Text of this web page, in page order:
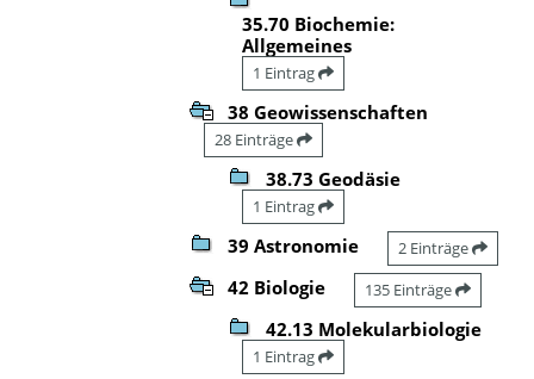
35.70 Biochemie:
Allgemeines
1 Eintrag
38 Geowissenschaften
28 Einträge
38.73 Geodäsie
1 Eintrag
39 Astronomie 2 Einträge
42 Biologie 135 Einträge
42.13 Molekularbiologie
1 Eintrag